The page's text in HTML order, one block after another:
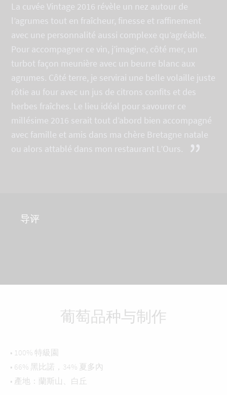
La cuvée Vintage 2016 révèle un nez autour de
l’agrumes tout en fraîcheur, finesse et raffinement
avec une personnalité aussi complexe qu’agréable.
Pour accompagner ce vin, j’imagine, côté mer, un
turbot façon meunière avec un beurre blanc aux
agrumes. Côté terre, je servirai une belle volaille juste
rôtie au four avec un jus de citrons confits et des
herbes fraîches. Le lieu idéal pour savourer ce
millésime 2016 serait tout d’abord bien accompagné
avec famille et amis dans ma chère Bretagne natale
ou alors attablé dans mon restaurant L’Ours.
”
导评
葡萄品种与制作
• 100% 特級園
• 66% 黑比諾，34% 夏多內
• 產地：蘭斯山、白丘